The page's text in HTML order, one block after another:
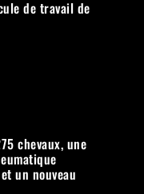
de travail de
chevaux, une
un nouveau